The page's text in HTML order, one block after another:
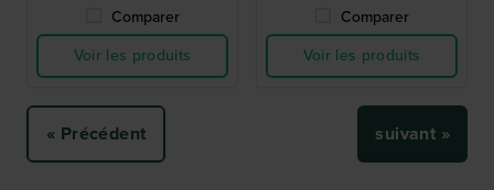
Comparer
Voir les produits
Comparer
Voir les produits
« Précédent suivant »